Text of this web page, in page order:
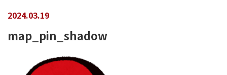
2024.03.19
map_pin_shadow